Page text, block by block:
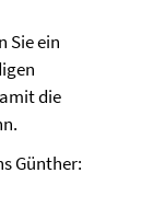
Sie ein
die
Günther: